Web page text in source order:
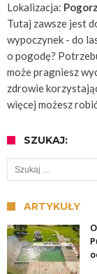
Lokalizacja:
Tutaj zawsze jest
wypoczynek - do
o pogodę?
może pragniesz
zdrowie
więcej możesz
SZUKAJ:
Szukaj:
ARTYKUŁY